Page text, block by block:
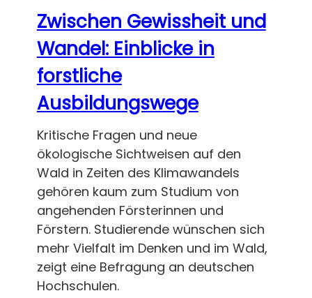
Zwischen Gewissheit und
Wandel: Einblicke in
forstliche
Ausbildungswege
Kritische Fragen und neue
ökologische Sichtweisen auf den
Wald in Zeiten des Klimawandels
gehören kaum zum Studium von
angehenden Försterinnen und
Förstern. Studierende wünschen sich
mehr Vielfalt im Denken und im Wald,
zeigt eine Befragung an deutschen
Hochschulen.